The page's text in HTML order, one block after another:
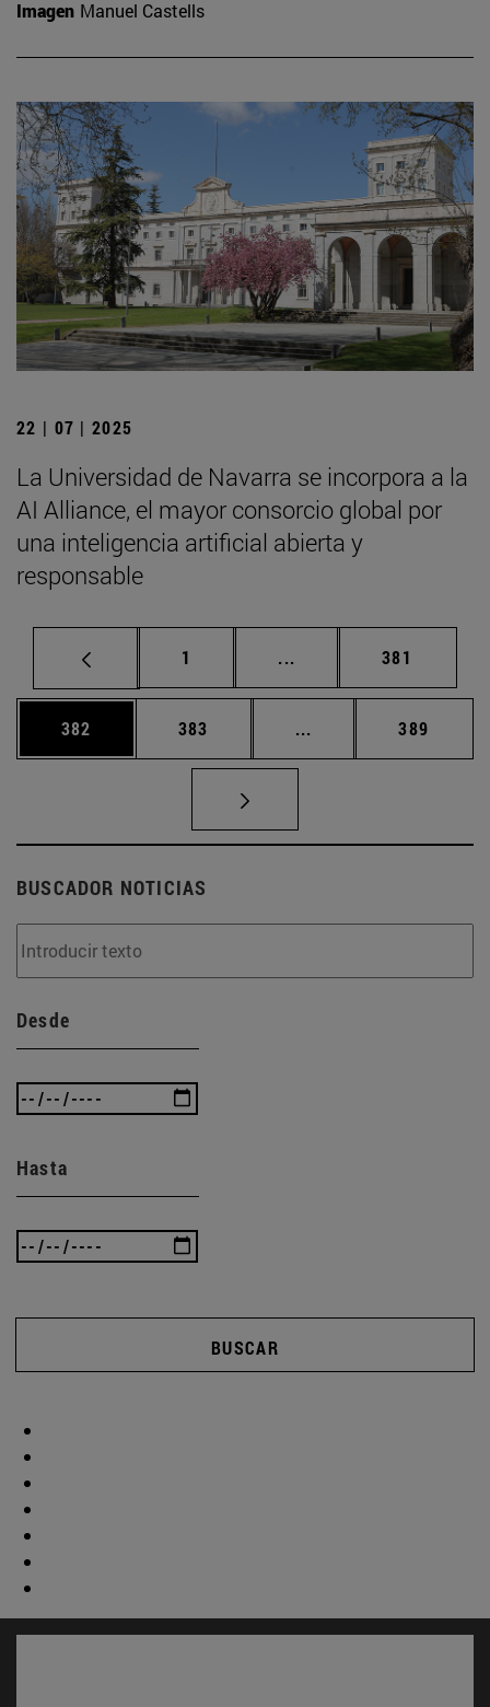
Imagen Manuel Castells
22 | 07 | 2025
La Universidad de Navarra se incorpora a la
AI Alliance, el mayor consorcio global por
una inteligencia artificial abierta y
responsable
Página
1 ... Páginas intermedias
Página
381
Página
382 Página
383 ... Páginas intermedias
Página
389
BUSCADOR NOTICIAS
Desde
Hasta
BUSCAR